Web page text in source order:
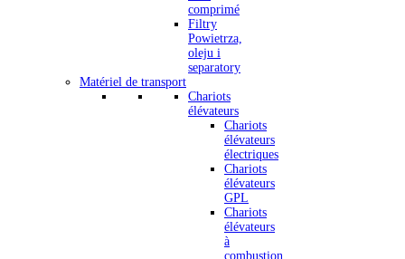
comprimé
Filtry
Powietrza,
oleju i
separatory
Matériel de transport
Chariots
élévateurs
Chariots
élévateurs
électriques
Chariots
élévateurs
GPL
Chariots
élévateurs
à
combustion